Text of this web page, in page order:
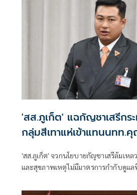
'สส.ภูเก็ต' แฉกัญชาเสรีกร
กลุ่มสีเทาแห่เข้าแทนนทท.
'สส.ภูเก็ต' จวกนโยบายกัญชาเสรีล้มเหลวส่งผลกระทบสังคม
และสุขภาพเหตุไม่มีมาตรการกำกับดูแ
กลุ่มสีเทาแห่เข้าภูเก็ตสูญเสียนักท่องเที่